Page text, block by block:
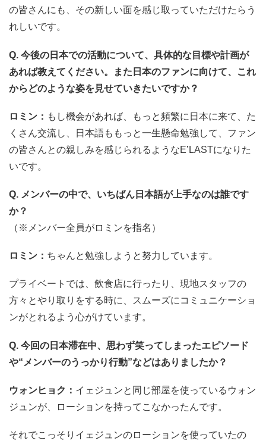
の皆さんにも、その新しい面を感じ取っていただけたらう
れしいです。
Q. 今後の日本での活動について、具体的な目標や計画が
あれば教えてください。また日本のファンに向けて、これ
からどのような姿を見せていきたいですか？
ロミン： もし機会があれば、もっと頻繁に日本に来て、た
くさん交流し、日本語ももっと一生懸命勉強して、ファン
の皆さんとの親しみを感じられるようなE’LASTになりた
いです。
Q. メンバーの中で、いちばん日本語が上手なのは誰です
か？
（※メンバー全員がロミンを指名）
ロミン： ちゃんと勉強しようと努力しています。
プライベートでは、飲食店に行ったり、現地スタッフの
方々とやり取りをする時に、スムーズにコミュニケーショ
ンがとれるよう心がけています。
Q. 今回の日本滞在中、思わず笑ってしまったエピソード
や“メンバーのうっかり行動”などはありましたか？
ウォンヒョク： イェジュンと同じ部屋を使っているウォン
ジュンが、ローションを持ってこなかったんです。
それでこっそりイェジュンのローションを使っていたの